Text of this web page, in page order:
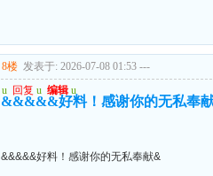
8楼 发表于: 2026-07-08 01:53 ---
u 回复 u 编辑 u
&&&&&好料！感谢你的无私奉
&&&&&好料！感谢你的无私奉献&